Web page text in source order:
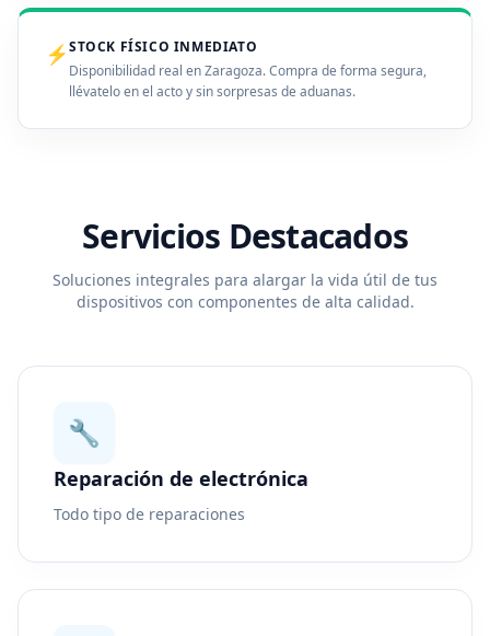
⚡STOCK FÍSICO INMEDIATO
Disponibilidad real en Zaragoza. Compra de forma segura,
llévatelo en el acto y sin sorpresas de aduanas.
Servicios Destacados
Soluciones integrales para alargar la vida útil de tus
dispositivos con componentes de alta calidad.
🔧
Reparación de electrónica
Todo tipo de reparaciones